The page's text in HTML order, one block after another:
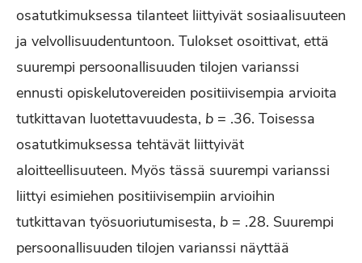
osatutkimuksessa tilanteet liittyivät sosiaalisuuteen
ja velvollisuudentuntoon. Tulokset osoittivat, että
suurempi persoonallisuuden tilojen varianssi
ennusti opiskelutovereiden positiivisempia arvioita
tutkittavan luotettavuudesta, b = .36. Toisessa
osatutkimuksessa tehtävät liittyivät
aloitteellisuuteen. Myös tässä suurempi varianssi
liittyi esimiehen positiivisempiin arvioihin
tutkittavan työsuoriutumisesta, b = .28. Suurempi
persoonallisuuden tilojen varianssi näyttää